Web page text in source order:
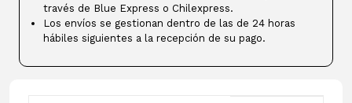
través de Blue Express o Chilexpress.
Los envíos se gestionan dentro de las de 24 horas
hábiles siguientes a la recepción de su pago.